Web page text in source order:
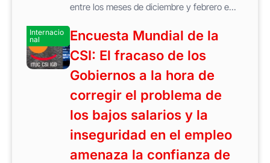
entre los meses de diciembre y febrero e...
Internacio
nal
Encuesta Mundial de la
CSI: El fracaso de los
Gobiernos a la hora de
corregir el problema de
los bajos salarios y la
inseguridad en el empleo
amenaza la confianza de